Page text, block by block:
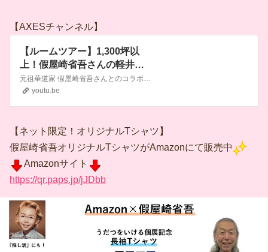
【AXESチャンネル】
【ルームツアー】1,300坪以
上！假屋崎省吾さんの軽井沢
の別荘を特別公開！
元祖華道家 假屋崎省吾さんとのコラボ企画！今回は、假屋崎さんがご自身で設計・デザインをされた軽井沢の別荘を特別にご紹介いただきました。なんと敷地を含めた広さは1,300坪以上！その広さだけでなく、欧風の家具や落ち着いた和室、華道家らしくお花をモチーフにした唯一無二のインテリア、そして、假屋崎さんこだわりの緑に囲ま...
youtu.be
【ネット限定！オリジナルTシャツ】
假屋崎省吾オリジナルTシャツがAmazonにて販売中
Amazonサイト
https://qr.paps.jp/jJDbb